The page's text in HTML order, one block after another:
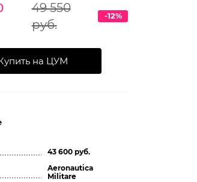
49 550
руб.
-12%
на ЦУМ
43 600 руб.
Aeronautica
Militare